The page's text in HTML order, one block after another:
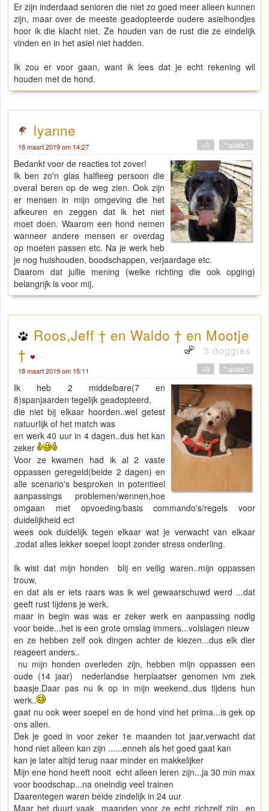
Er zijn inderdaad senioren die niet zo goed meer alleen kunnen
zijn, maar over de meeste geadopteerde oudere asielhondjes
hoor ik die klacht niet. Ze houden van de rust die ze eindelijk
vinden en in het asiel niet hadden.
Ik zou er voor gaan, want ik lees dat je echt rekening wil
houden met de hond.
lyanne
18 maart 2019 om 14:27 " quote "
+0
Bedankt voor de reacties tot zover!
Ik ben zo'n glas halfleeg persoon die
overal beren op de weg zien. Ook zijn
er mensen in mijn omgeving die het
afkeuren en zeggen dat ik het niet
moet doen. Waarom een hond nemen
wanneer andere mensen er overdag
op moeten passen etc. Na je werk heb
je nog huishouden, boodschappen, verjaardage etc.
Daarom dat jullie mening (welke richting die ook opging)
belangrijk is voor mij.
Roos,Jeff † en Waldo † en Mootje
†
3 doggies
18 maart 2019 om 15:11 " quote "
+0
Ik heb 2 middelbare(7 en
8)spanjaarden tegelijk geadopteerd,
die niet bij elkaar hoorden..wel getest
natuurlijk of het match was
en werk 40 uur in 4 dagen..dus het kan
zeker
Voor ze kwamen had ik al 2 vaste
oppassen geregeld(beide 2 dagen) en
alle scenario's besproken in potentieel
aanpassings problemen/wennen,hoe
omgaan met opvoeding/basis commando's/regels voor
duidelijkheid ect
wees ook duidelijk tegen elkaar wat je verwacht van elkaar
.zodat alles lekker soepel loopt zonder stress onderling.
Ik wist dat mijn honden blij en veilig waren..mijn oppassen
trouw,
en dat als er iets raars was ik wel gewaarschuwd werd ...dat
geeft rust tijdens je werk.
maar in begin was was er zeker werk en aanpassing nodig
voor beide...het is een grote omslag immers...volslagen nieuw
en ze hebben zelf ook dingen achter de kiezen...dus elk dier
reageert anders..
nu mijn honden overleden zijn, hebben mijn oppassen een
oude (14 jaar) nederlandse herplaatser genomen ivm ziek
baasje.Daar pas nu ik op in mijn weekend..dus tijdens hun
werk..
gaat nu ook weer soepel en de hond vind het prima...is gek op
ons allen.
Dek je goed in voor zeker 1e maanden tot jaar,verwacht dat
hond niet alleen kan zijn ......enneh als het goed gaat kan
kan je later altijd terug naar minder en makkelijker
Mijn ene hond heeft nooit echt alleen leren zijn...ja 30 min max
voor boodschap...na oneindig veel trainen
Daarentegen waren beide zindelijk in 24 uur
Maar het duurt vaak maanden voor ze echt zichzelf zijn...en